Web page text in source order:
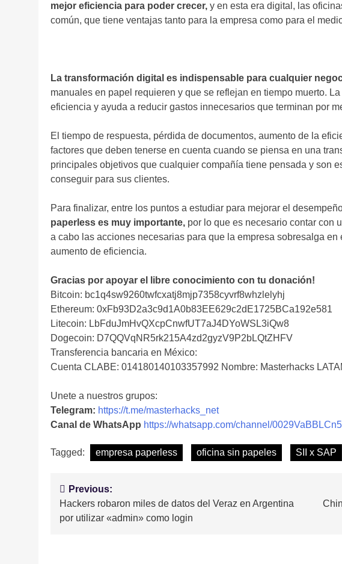
mejor eficiencia para poder crecer, y en esta era digital, las
común, que tiene ventajas tanto para la empresa como para el
La transformación digital es indispensable para cualquier
manuales en papel requieren y que se reflejan en tiempo muerto.
eficiencia y ayuda a reducir gastos innecesarios que terminan por
El tiempo de respuesta, pérdida de documentos, aumento de la
factores que deben tenerse en cuenta cuando se piensa en una
principales objetivos que cualquier compañía tiene pensada y son
conseguir para sus clientes.
Para finalizar, entre los puntos a estudiar para mejorar el
paperless es muy importante, por lo que es necesario contar con
a cabo las acciones necesarias para que la empresa sobresalga
aumento de eficiencia.
Gracias por apoyar el libre conocimiento con tu donación!
Bitcoin: bc1q4sw9260twfcxatj8mjp7358cyvrf8whzlelyhj
Ethereum: 0xFb93D2a3c9d1A0b83EE629c2dE1725BCa192e581
Litecoin: LbFduJmHvQXcpCnwfUT7aJ4DYoWSL3iQw8
Dogecoin: D7QQVqNR5rk215A4zd2gyzV9P2bLQtZHFV
Transferencia bancaria en México:
Cuenta CLABE: 014180140103357992 Nombre: Masterhacks
Unete a nuestros grupos:
Telegram: https://t.me/masterhacks_net
Canal de WhatsApp https://whatsapp.com/channel/
Tagged: empresa paperless oficina sin papeles SII x SAP
Navegación
de
Previous:
Hackers robaron miles de datos del Veraz en Argentina
por utilizar «admin» como login